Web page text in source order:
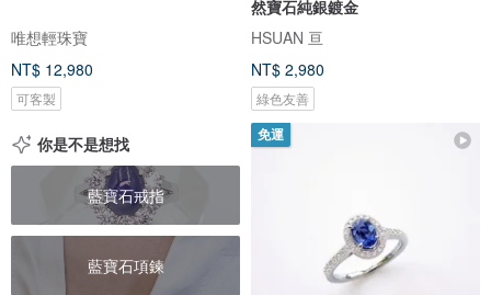
唯想輕珠寶
NT$ 12,980
可客製
然寶石純銀鍍金
HSUAN 亘
NT$ 2,980
綠色友善
你是不是想找
藍寶石戒指
藍寶石項鍊
免運